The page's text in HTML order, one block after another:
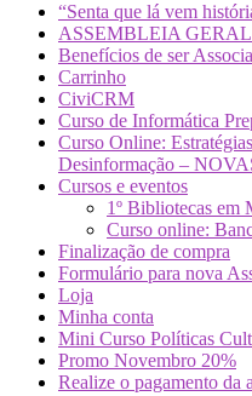
“Senta que lá vem
ASSEMBLEIA
Benefícios de ser
Carrinho
CiviCRM
Curso de Informática
Curso Online:
Desinformação –
Cursos e eventos
1º Bibliotecas em
Curso online:
Finalização de compra
Formulário para nova
Loja
Minha conta
Mini Curso Políticas
Promo Novembro 20%
Realize o pagamento da